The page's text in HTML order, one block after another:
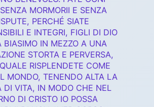
MORMORII E SENZA
PERCHÉ SIATE
E INTEGRI, FIGLI DI DIO
BIASIMO IN MEZZO A UNA
STORTA E PERVERSA,
RISPLENDETE COME
MONDO, TENENDO ALTA LA
DI VITA, IN MODO CHE NEL
DI CRISTO IO POSSA